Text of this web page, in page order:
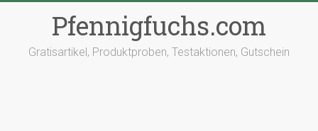
Pfennigfuchs.com
Gratisartikel, Produktproben, Testaktionen, Gutschein